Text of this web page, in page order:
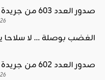
صدور العدد 603 من جريدة التحرير
الغضب بوصلة … لا سلاحا
صدور العدد 602 من جريدة التحرير